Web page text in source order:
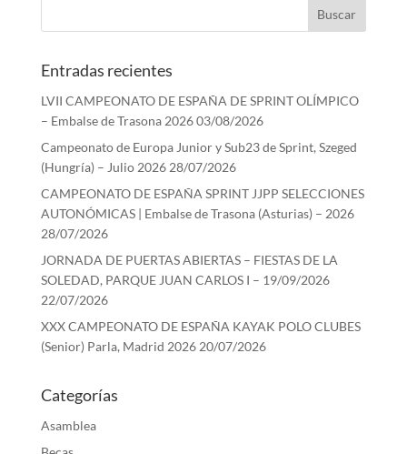
Entradas recientes
LVII CAMPEONATO DE ESPAÑA DE SPRINT OLÍMPICO
– Embalse de Trasona 202603/08/2026
Campeonato de Europa Junior y Sub23 de Sprint, Szeged
(Hungría) – Julio 2026 28/07/2026
CAMPEONATO DE ESPAÑA SPRINT JJPP SELECCIONES
AUTONÓMICAS | Embalse de Trasona (Asturias) – 2026
28/07/2026
JORNADA DE PUERTAS ABIERTAS – FIESTAS DE LA
SOLEDAD, PARQUE JUAN CARLOS I – 19/09/2026
22/07/2026
XXX CAMPEONATO DE ESPAÑA KAYAK POLO CLUBES
(Senior) Parla, Madrid 2026 20/07/2026
Categorías
Asamblea